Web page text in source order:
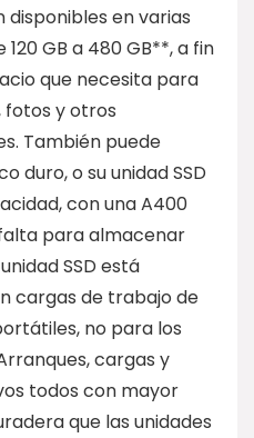
disponibles en varias
GB a 480 GB**, a fin
que necesita para
fotos y otros
También puede
duro, o su unidad SSD
con una A400
para almacenar
SSD está
cargas de trabajo de
no para los
cargas y
todos con mayor
que las unidades